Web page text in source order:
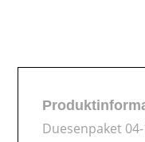
Duesenpaket